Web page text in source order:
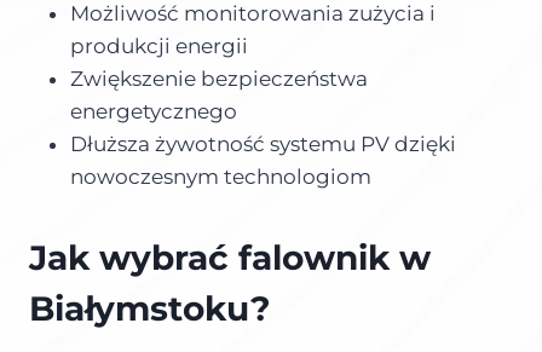
Możliwość monitorowania zużycia i
produkcji energii
Zwiększenie bezpieczeństwa
energetycznego
Dłuższa żywotność systemu PV dzięki
nowoczesnym technologiom
Jak wybrać falownik w
Białymstoku?